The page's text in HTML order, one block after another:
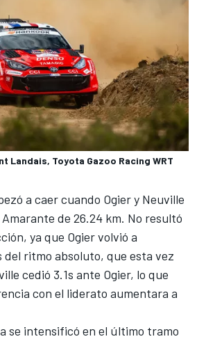
Landais, Toyota Gazoo Racing WRT
a caer cuando Ogier y Neuville
de 26.24 km. No resultó
ya que Ogier volvió a
del ritmo absoluto, que esta vez
cedió 3.1s ante Ogier, lo que
con el liderato aumentara a
se intensificó en el último tramo